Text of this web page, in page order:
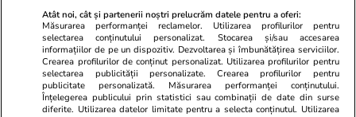
© 2026 Ringier Romania. Toate drepturile rezervate
Atât noi, cât și partenerii noștri prelucrăm datele pentru a oferi:
Măsurarea performanței reclamelor. Utilizarea profilurilor pentru
selectarea conținutului personalizat. Stocarea și/sau accesarea
informațiilor de pe un dispozitiv. Dezvoltarea și îmbunătățirea serviciilor.
Crearea profilurilor de conținut personalizat. Utilizarea profilurilor pentru
selectarea publicității personalizate. Crearea profilurilor pentru
publicitate personalizată. Măsurarea performanței conținutului.
Înțelegerea publicului prin statistici sau combinații de date din surse
diferite. Utilizarea datelor limitate pentru a selecta conținutul. Utilizarea